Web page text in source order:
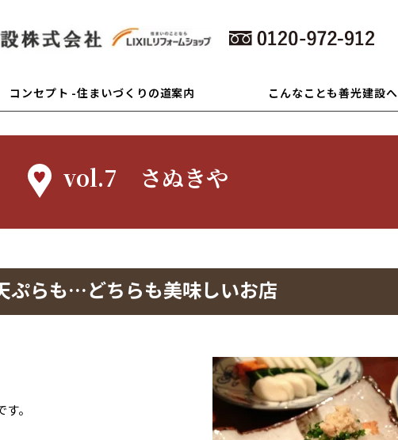
コンセプト -住まいづくりの道案内 こんなことも善光建設へ
vol.7 さぬきや
ぷらも…どちらも美味しいお店
。